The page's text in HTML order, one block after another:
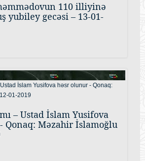
110 illiyinə
yubiley gecəsi – 13-01-
– Ustad İslam Yusifova
Qonaq: Məzahir İslamoğlu